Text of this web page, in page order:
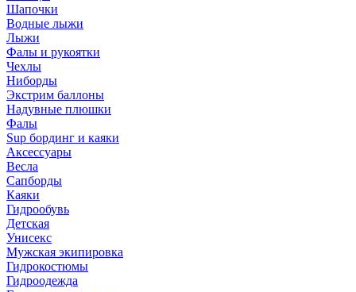
Шапочки
Водные лыжи
Лыжи
Фалы и рукоятки
Чехлы
Ниборды
Экстрим баллоны
Надувные плюшки
Фалы
Sup бординг и каяки
Аксессуары
Весла
Сапборды
Каяки
Гидрообувь
Детская
Унисекс
Мужская экипировка
Гидрокостюмы
Гидроодежда